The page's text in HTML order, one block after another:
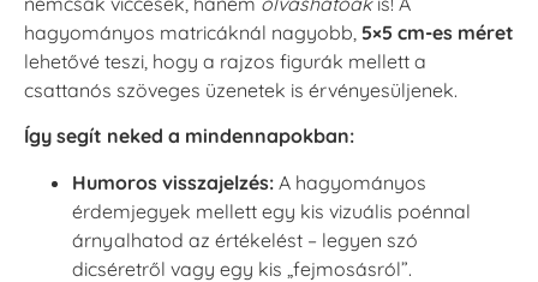
hagyományos matricáknál nagyobb, 5×5 cm-es méret
lehetővé teszi, hogy a rajzos figurák mellett a
csattanós szöveges üzenetek is érvényesüljenek.
Így segít neked a mindennapokban:
Humoros visszajelzés: A hagyományos
érdemjegyek mellett egy kis vizuális poénnal
árnyalhatod az értékelést – legyen szó
dicséretről vagy egy kis „fejmosásról”.